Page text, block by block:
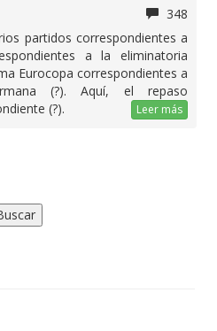
348
partidos correspondientes a
a la eliminatoria
Eurocopa correspondientes a
(?). Aquí, el repaso
(?).
Leer más